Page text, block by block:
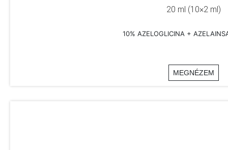
20 ml (10×2 ml)
10% AZELOGLICINA +
MEGNÉZEM